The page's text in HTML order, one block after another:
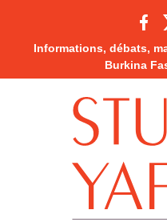
Informations, débats,
Burkina